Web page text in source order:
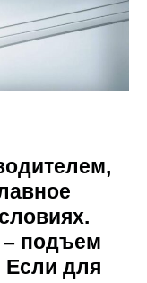
– подъем
Если для